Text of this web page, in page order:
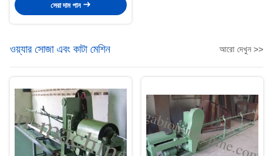
সেরা দাম পান
ওয়্যার সোজা এবং কাটা মেশিন আরো দেখুন >>